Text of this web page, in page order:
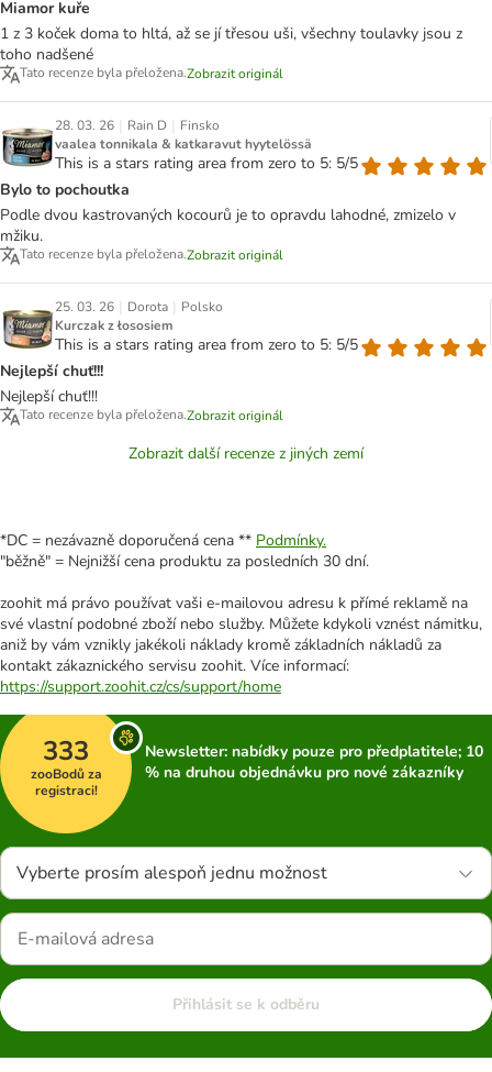
Miamor kuře
1 z 3 koček doma to hltá, až se jí třesou uši, všechny toulavky jsou z
toho nadšené
Tato recenze byla přeložena.Zobrazit originál
28. 03. 26 | Rain D | Finsko
vaalea tonnikala & katkaravut hyytelössä
This is a stars rating area from zero to 5: 5/5
Bylo to pochoutka
Podle dvou kastrovaných kocourů je to opravdu lahodné, zmizelo v
mžiku.
Tato recenze byla přeložena.Zobrazit originál
25. 03. 26 | Dorota | Polsko
Kurczak z łososiem
This is a stars rating area from zero to 5: 5/5
Nejlepší chuť!!!
Nejlepší chuť!!!
Tato recenze byla přeložena.Zobrazit originál
Zobrazit další recenze z jiných zemí
*DC = nezávazně doporučená cena ** Podmínky.
"běžně" = Nejnižší cena produktu za posledních 30 dní.
zoohit má právo používat vaši e-mailovou adresu k přímé reklamě na
své vlastní podobné zboží nebo služby. Můžete kdykoli vznést námitku,
aniž by vám vznikly jakékoli náklady kromě základních nákladů za
kontakt zákaznického servisu zoohit. Více informací:
https://support.zoohit.cz/cs/support/home
333
zooBodů za
registraci!
Newsletter: nabídky pouze pro předplatitele; 10
% na druhou objednávku pro nové zákazníky
Vyberte prosím alespoň jednu možnost
Přihlásit se k odběru